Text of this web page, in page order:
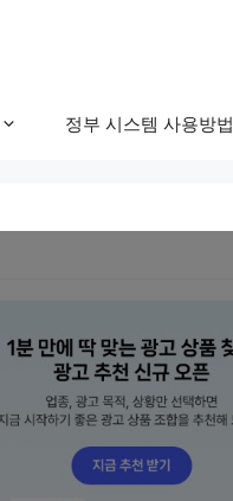
정부 시스템 사용방법